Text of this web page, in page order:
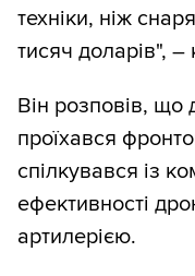
техніки, ніж
тисяч доларів",
Він розповів, що
проїхався
спілкувався із
ефективності
артилерією.